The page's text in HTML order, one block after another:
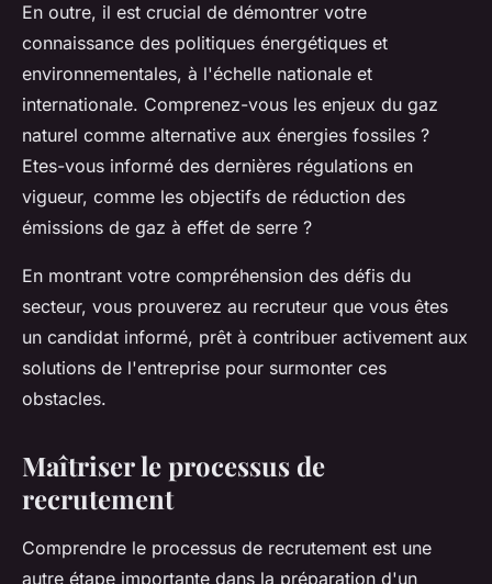
En outre, il est crucial de démontrer votre
connaissance des politiques énergétiques et
environnementales, à l'échelle nationale et
internationale. Comprenez-vous les enjeux du gaz
naturel comme alternative aux énergies fossiles ?
Etes-vous informé des dernières régulations en
vigueur, comme les objectifs de réduction des
émissions de gaz à effet de serre ?
En montrant votre compréhension des défis du
secteur, vous prouverez au recruteur que vous êtes
un candidat informé, prêt à contribuer activement aux
solutions de l'entreprise pour surmonter ces
obstacles.
Maîtriser le processus de
recrutement
Comprendre le processus de recrutement est une
autre étape importante dans la préparation d'un